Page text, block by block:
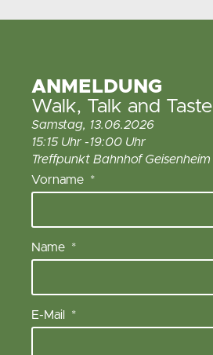
ANMELDUNG
Walk, Talk and Taste
Samstag, 13.06.2026
15:15 Uhr -19:00 Uhr
Treffpunkt Bahnhof Geisenheim
Vorname
Name
E-Mail